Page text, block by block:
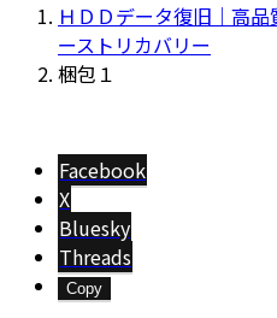
ＨＤＤデータ復旧｜高
ーストリカバリー
梱包１
Facebook
X
Bluesky
Threads
Copy